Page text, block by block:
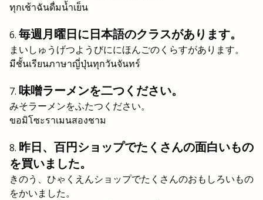
ทุกเช้าฉันดื่มน้ำเย็น
毎週月曜日に日本語のクラスがあります。
まいしゅうげつようびににほんごのくらすがあります。
มีชั้นเรียนภาษาญี่ปุ่นทุกวันจันทร์
味噌ラーメンを二つください。
みそラーメンをふたつください。
ขอมิโซะราเมนสองชาม
昨日、百円ショップでたくさんの面白いもの
を買いました。
きのう、ひゃくえんショップでたくさんのおもしろいもの
をかいました。